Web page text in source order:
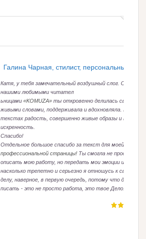
Галина Чарная, стилист, персональный
Катя, у тебя замечательный воздушный слог. С
нашими любимыми читател
ьницами «KOMUZA»ты откровенно делилась своими
живыми словами, поддерживала и вдохновляла. В твоих
текстах радость, совершенно живые образы и всегда
искренность.
Спасибо!
Отдельное большое спасибо за текст для моей
профессиональной страницы!Ты смогла не просто
описать мою работу, но передать мои эмоции и то,
насколько трепетно и серьезно я отношусь к своему
делу, наверное, в первую очередь, потому что для тебя
писать - это не просто работа, это твое Дело.